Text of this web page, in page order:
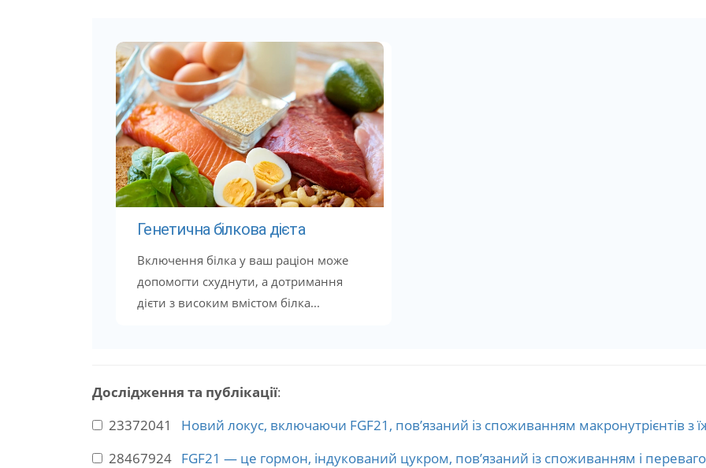
Генетична білкова дієта
Включення білка у ваш раціон може
допомогти схуднути, а дотримання
дієти з високим вмістом білка...
Дослідження та публікації:
23372041 Новий локус, включаючи FGF21, пов’язаний із споживанням макронутрієнтів з
28467924 FGF21 — це гормон, індукований цукром, пов’язаний із споживанням і